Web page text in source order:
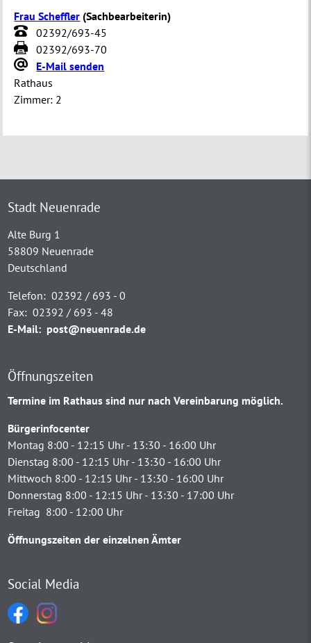
Frau Scheffler (Sachbearbeiterin)
02392/693-45
02392/693-70
E-Mail senden
Rathaus
Zimmer: 2
Stadt Neuenrade
Alte Burg 1
58809 Neuenrade
Deutschland
Telefon: 02392 / 693 - 0
Fax: 02392 / 693 - 48
E-Mail: post@neuenrade.de
Öffnungszeiten
Termine im Rathaus sind nur nach Vereinbarung möglich.
Bürgerinfocenter
Montag 8:00 - 12:15 Uhr - 13:30 - 16:00 Uhr
Dienstag 8:00 - 12:15 Uhr - 13:30 - 16:00 Uhr
Mittwoch 8:00 - 12:15 Uhr - 13:30 - 16:00 Uhr
Donnerstag 8:00 - 12:15 Uhr - 13:30 - 17:00 Uhr
Freitag 8:00 - 12:00 Uhr
Öffnungszeiten der einzelnen Ämter
Social Media